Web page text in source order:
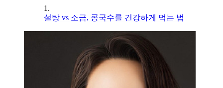
1.
설탕 vs 소금, 콩국수를 건강하게 먹는 법